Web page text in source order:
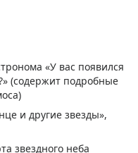
«У вас появился
(содержит подробные
и другие звезды»,
звездного неба